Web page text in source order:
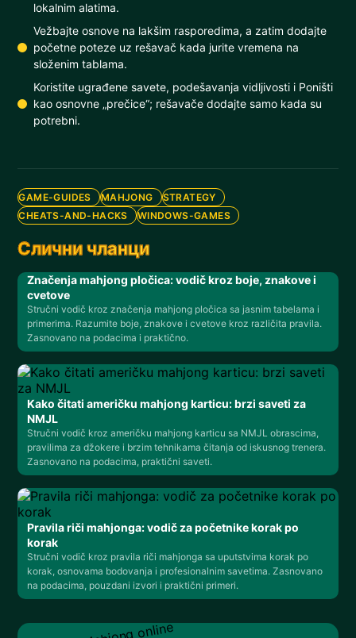
lokalnim alatima.
Vežbajte osnove na lakšim rasporedima, a zatim dodajte
početne poteze uz rešavač kada jurite vremena na
složenim tablama.
Koristite ugrađene savete, podešavanja vidljivosti i Poništi
kao osnovne „prečice“; rešavače dodajte samo kada su
potrebni.
GAME-GUIDES MAHJONG
STRATEGY
CHEATS-AND-HACKS
WINDOWS-GAMES
Слични чланци
Značenja mahjong pločica: vodič kroz boje, znakove i
cvetove
Stručni vodič kroz značenja mahjong pločica sa jasnim tabelama i
primerima. Razumite boje, znakove i cvetove kroz različita pravila.
Zasnovano na podacima i praktično.
Kako čitati američku mahjong karticu: brzi saveti za
NMJL
Stručni vodič kroz američku mahjong karticu sa NMJL obrascima,
pravilima za džokere i brzim tehnikama čitanja od iskusnog trenera.
Zasnovano na podacima, praktični saveti.
Pravila riči mahjonga: vodič za početnike korak po
korak
Stručni vodič kroz pravila riči mahjonga sa uputstvima korak po
korak, osnovama bodovanja i profesionalnim savetima. Zasnovano
na podacima, pouzdani izvori i praktični primeri.